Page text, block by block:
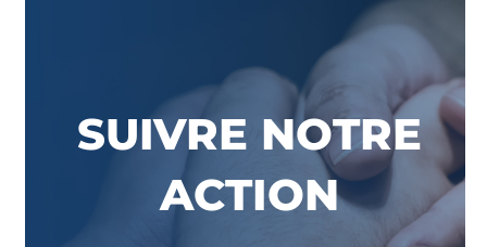
SUIVRE NOTRE
ACTION